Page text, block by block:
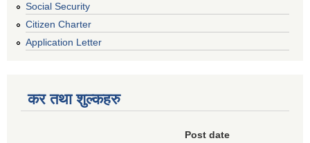
Social Security
Citizen Charter
Application Letter
कर तथा शुल्कहरु
Post date